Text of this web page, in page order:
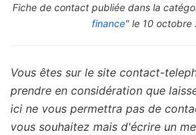
Fiche de contact publiée dans la
finance" le 10 octobre
Vous êtes sur le site contact-
prendre en considération que
ici ne vous permettra pas de
vous souhaitez mais d'écrire un